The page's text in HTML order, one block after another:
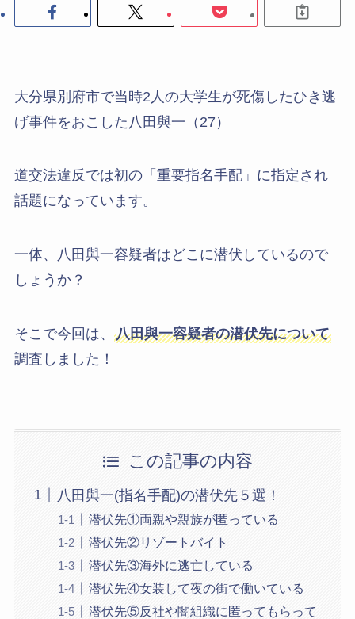
大分県別府市で当時2人の大学生が死傷したひき逃
げ事件をおこした八田與一（27）
道交法違反では初の「重要指名手配」に指定され
話題になっています。
一体、八田與一容疑者はどこに潜伏しているので
しょうか？
そこで今回は、 八田與一容疑者の潜伏先について
調査しました！
この記事の内容
八田與一(指名手配)の潜伏先５選！
潜伏先①両親や親族が匿っている
潜伏先②リゾートバイト
潜伏先③海外に逃亡している
潜伏先④女装して夜の街で働いている
潜伏先⑤反社や闇組織に匿ってもらって